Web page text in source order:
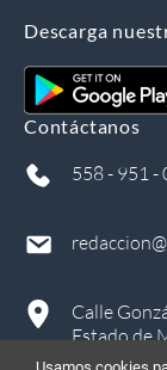
Descarga
Contáctanos
558 - 951 -
Calle
Estado de